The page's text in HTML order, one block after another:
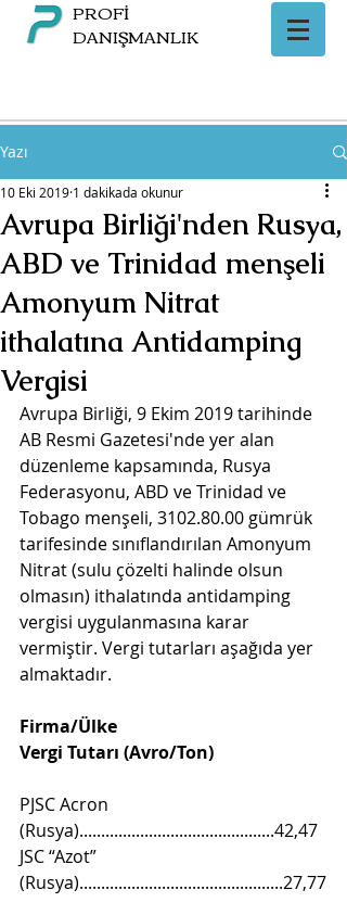
PROFİ
DANIŞMANLIK
Yazı
Avrupa Birliği'nden Rusya,
ABD ve Trinidad menşeli
Amonyum Nitrat
ithalatına Antidamping
Vergisi
10 Eki 2019 1 dakikada okunur
Avrupa Birliği, 9 Ekim 2019 tarihinde
AB Resmi Gazetesi'nde yer alan
düzenleme kapsamında, Rusya
Federasyonu, ABD ve Trinidad ve
Tobago menşeli, 3102.80.00 gümrük
tarifesinde sınıflandırılan Amonyum
Nitrat (sulu çözelti halinde olsun
olmasın) ithalatında antidamping
vergisi uygulanmasına karar
vermiştir. Vergi tutarları aşağıda yer
almaktadır.
Firma/Ülke
Vergi Tutarı (Avro/Ton)
PJSC Acron
(Rusya).............................................42,47
JSC “Azot”
(Rusya)...............................................27,77